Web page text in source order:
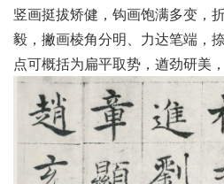
竖画挺拔矫健，钩画饱满多变，
毅，撇画棱角分明、力达笔端，
点可概括为扁平取势，遒劲研美